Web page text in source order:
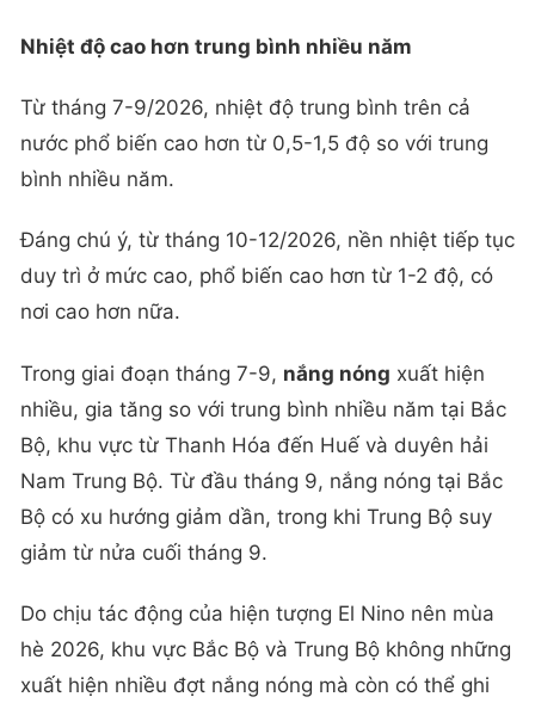
Nhiệt độ cao hơn trung bình nhiều năm
Từ tháng 7-9/2026, nhiệt độ trung bình trên cả
nước phổ biến cao hơn từ 0,5-1,5 độ so với trung
bình nhiều năm.
Đáng chú ý, từ tháng 10-12/2026, nền nhiệt tiếp tục
duy trì ở mức cao, phổ biến cao hơn từ 1-2 độ, có
nơi cao hơn nữa.
Trong giai đoạn tháng 7-9, nắng nóng xuất hiện
nhiều, gia tăng so với trung bình nhiều năm tại Bắc
Bộ, khu vực từ Thanh Hóa đến Huế và duyên hải
Nam Trung Bộ. Từ đầu tháng 9, nắng nóng tại Bắc
Bộ có xu hướng giảm dần, trong khi Trung Bộ suy
giảm từ nửa cuối tháng 9.
Do chịu tác động của hiện tượng El Nino nên mùa
hè 2026, khu vực Bắc Bộ và Trung Bộ không những
xuất hiện nhiều đợt nắng nóng mà còn có thể ghi